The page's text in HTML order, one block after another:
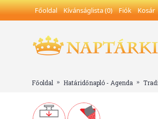
Főoldal Kívánságlista (0) Fiók Kosár
Főoldal Határidőnapló - Agenda